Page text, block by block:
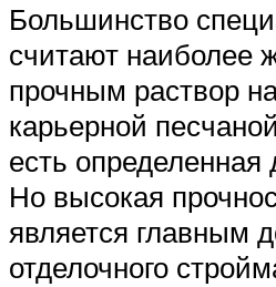
Большинство
считают наиболее
прочным раствор
карьерной
есть
Но высокая
является главным
отделочного